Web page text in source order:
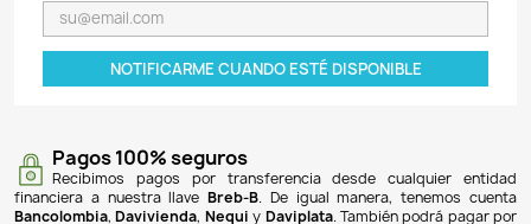
almacenamiento. Al comprar, se puede acordar la entrega
Aburrá (Antioquia). La compra incluye una bolsa plástica
de Sera Raffy I Nature, pero no incluye el envase original.
forma parte de la gama "Sera Nature", que prioriza
Cantidad
 AGREGAR AL CARRITO